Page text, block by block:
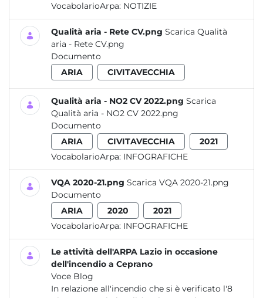
VocabolarioArpa: NOTIZIE
Qualità aria - Rete CV.png Scarica Qualità
aria - Rete CV.png
Documento
ARIA
CIVITAVECCHIA
Qualità aria - NO2 CV 2022.png Scarica
Qualità aria - NO2 CV 2022.png
Documento
ARIA
CIVITAVECCHIA
2021
VocabolarioArpa: INFOGRAFICHE
VQA 2020-21.png Scarica VQA 2020-21.png
Documento
ARIA
2020
2021
VocabolarioArpa: INFOGRAFICHE
Le attività dell'ARPA Lazio in occasione
dell'incendio a Ceprano
Voce Blog
In relazione all'incendio che si è verificato l'8